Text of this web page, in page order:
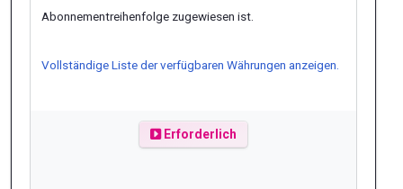
Abonnementreihenfolge zugewiesen ist.
Vollständige Liste der verfügbaren Währungen anzeigen.
Erforderlich